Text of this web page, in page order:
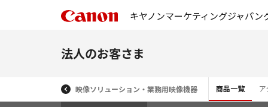
キヤノンマーケティングジャパン
法人のお客さま
映像ソリューション・業務用映像機器 商品一覧